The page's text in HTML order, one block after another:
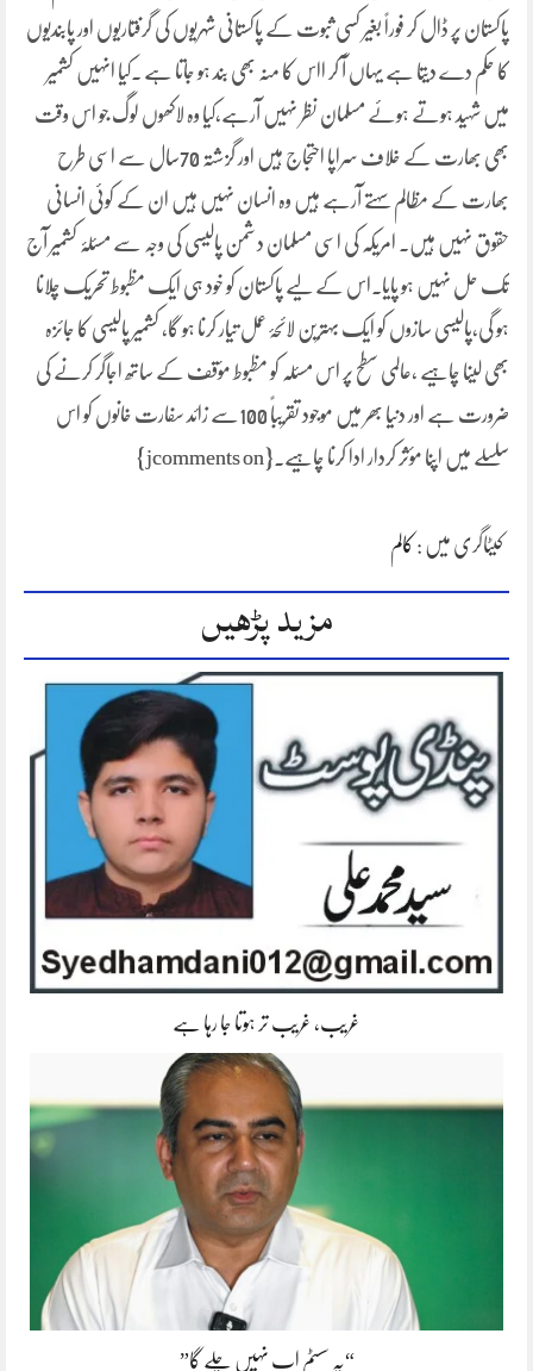
پاکستان پر ڈال کر فوراً بغیر کسی ثبوت کے پاکستانی شہریوں کی گرفتاریوں اور پابندیوں
کا حکم دے دیتا ہے یہاں آ کر ااس کا منہ بھی بند ہو جاتا ہے ۔کیا انہیں کشمیر
میں شہید ہوتے ہوئے مسلمان نظر نہیں آرہے،کیا وہ لاکھوں لوگ جو اس وقت
بھی بھارت کے خلاف سراپا احتجاج ہیں اور گزشتہ 70سال سے اسی طرح
بھارت کے مظالم سہتے آرہے ہیں وہ انسان نہیں ہیں ان کے کوئی انسانی
حقوق نہیں ہیں۔ امریکہ کی اسی مسلمان د شمن پالیسی کی وجہ سے مسئلۂ کشمیر آج
تک حل نہیں ہو پایا۔اس کے لیے پاکستان کو خود ہی ایک مظبوط تحریک چلانا
ہو گی،پالیسی سازوں کو ایک بہترین لائحۂ عمل تیار کرنا ہو گا، کشمیر پالیسی کا جائزہ
بھی لینا چاہیے ،عالمی سطح پر اس مسئلہ کو مظبوط مؤقف کے ساتھ اجاگر کرنے کی
ضرورت ہے اور دنیا بھر میں موجود تقریباً 100سے زائد سفارت خانوں کو اس
سلسلے میں اپنا مؤثر کردار ادا کرنا چاہیے۔{jcomments on}
کیٹاگری میں : کالم
مزید پڑھیں
غریب، غریب تر ہوتا جا رہا ہے
“یہ سسٹم اب نہیں چلے گا”